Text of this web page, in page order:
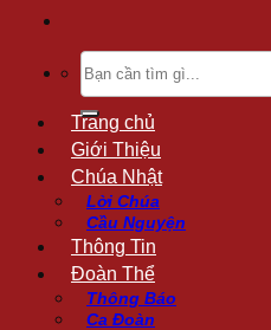
Tìm
kiếm:
Trang chủ
Giới Thiệu
Chúa Nhật
Lời Chúa
Cầu Nguyện
Thông Tin
Đoàn Thể
Thông Báo
Ca Đoàn